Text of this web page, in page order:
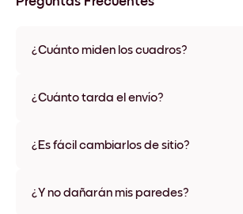
¿Cuánto miden los cuadros?
opción única de 56x112 cm. Disponible en
¿Cuánto tarda el envío?
disponibles en algunos países. Te
¿Es fácil cambiarlos de sitio?
ningún daño
¿Y no dañarán mis paredes?